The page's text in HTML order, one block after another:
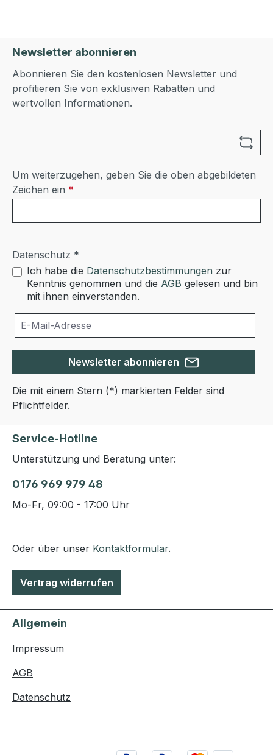
Newsletter abonnieren
Abonnieren Sie den kostenlosen Newsletter und
profitieren Sie von exklusiven Rabatten und
wertvollen Informationen.
Um weiterzugehen, geben Sie die oben abgebildeten
Zeichen ein *
Datenschutz *
Ich habe die Datenschutzbestimmungen zur
Kenntnis genommen und die AGB gelesen und bin
mit ihnen einverstanden.
Newsletter abonnieren
Die mit einem Stern (*) markierten Felder sind
Pflichtfelder.
Service-Hotline
Unterstützung und Beratung unter:
0176 969 979 48
Mo-Fr, 09:00 - 17:00 Uhr
Oder über unser Kontaktformular.
Vertrag widerrufen
Allgemein
Impressum
AGB
Datenschutz